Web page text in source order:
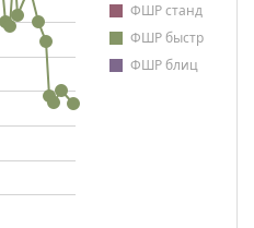
ФШР станд
ФШР быстр
ФШР блиц